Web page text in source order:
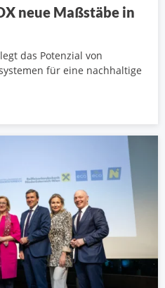
neue Maßstäbe in
das Potenzial von
für eine nachhaltige